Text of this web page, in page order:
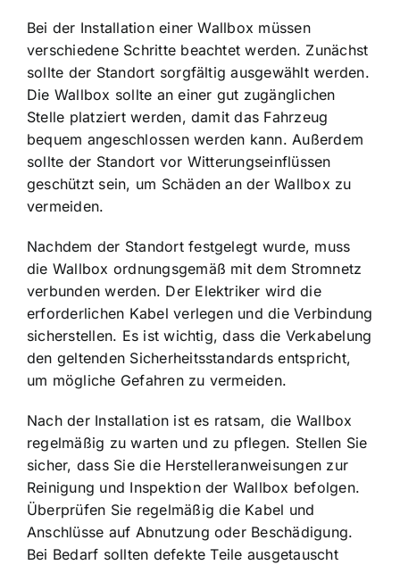
Bei der Installation einer Wallbox müssen
verschiedene Schritte beachtet werden. Zunächst
sollte der Standort sorgfältig ausgewählt werden.
Die Wallbox sollte an einer gut zugänglichen
Stelle platziert werden, damit das Fahrzeug
bequem angeschlossen werden kann. Außerdem
sollte der Standort vor Witterungseinflüssen
geschützt sein, um Schäden an der Wallbox zu
vermeiden.
Nachdem der Standort festgelegt wurde, muss
die Wallbox ordnungsgemäß mit dem Stromnetz
verbunden werden. Der Elektriker wird die
erforderlichen Kabel verlegen und die Verbindung
sicherstellen. Es ist wichtig, dass die Verkabelung
den geltenden Sicherheitsstandards entspricht,
um mögliche Gefahren zu vermeiden.
Nach der Installation ist es ratsam, die Wallbox
regelmäßig zu warten und zu pflegen. Stellen Sie
sicher, dass Sie die Herstelleranweisungen zur
Reinigung und Inspektion der Wallbox befolgen.
Überprüfen Sie regelmäßig die Kabel und
Anschlüsse auf Abnutzung oder Beschädigung.
Bei Bedarf sollten defekte Teile ausgetauscht